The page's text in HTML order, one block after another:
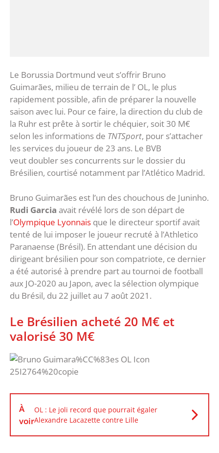
Le Borussia Dortmund veut s’offrir Bruno
Guimarães, milieu de terrain de l’ OL, le plus
rapidement possible, afin de préparer la nouvelle
saison avec lui. Pour ce faire, la direction du club de
la Ruhr est prête à sortir le chéquier, soit 30 M€
selon les informations de TNTSport, pour s’attacher
les services du joueur de 23 ans. Le BVB
veut doubler ses concurrents sur le dossier du
Brésilien, courtisé notamment par l’Atlético Madrid.
Bruno Guimarães est l’un des chouchous de Juninho.
Rudi Garcia avait révélé lors de son départ de
l’Olympique Lyonnais que le directeur sportif avait
tenté de lui imposer le joueur recruté à l’Athletico
Paranaense (Brésil). En attendant une décision du
dirigeant brésilien pour son compatriote, ce dernier
a été autorisé à prendre part au tournoi de football
aux JO-2020 au Japon, avec la sélection olympique
du Brésil, du 22 juillet au 7 août 2021.
Le Brésilien acheté 20 M€ et
valorisé 30 M€
À
voir
OL : Le joli record que pourrait égaler
Alexandre Lacazette contre Lille